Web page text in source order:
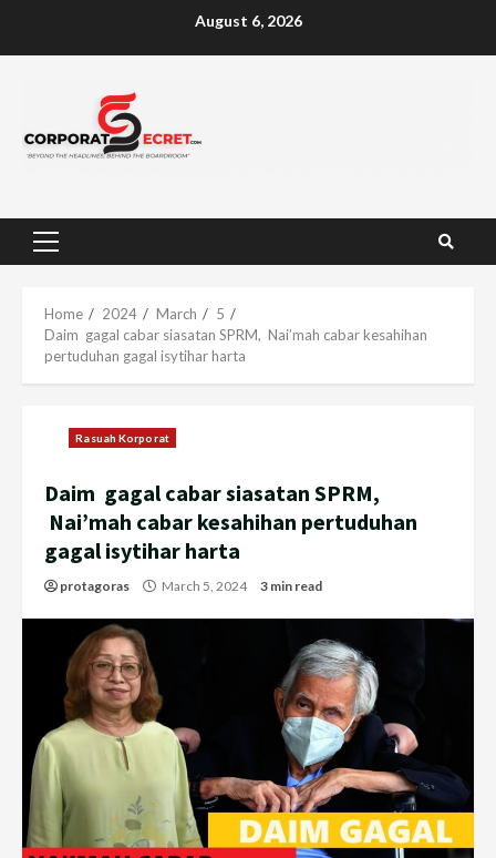
August 6, 2026
Primary
Home 2024 March
5
Daim gagal cabar siasatan SPRM, Nai’mah cabar kesahihan
pertuduhan gagal isytihar harta
Rasuah Korporat
Daim gagal cabar siasatan SPRM,
Nai’mah cabar kesahihan pertuduhan
gagal isytihar harta
protagoras March 5, 2024 3 min read